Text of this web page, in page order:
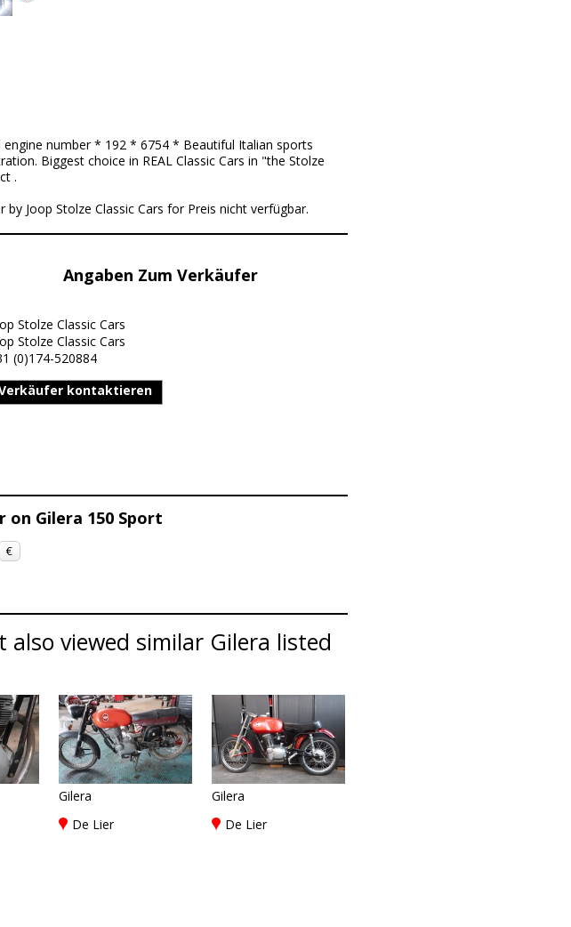
engine number * 192 * 6754 * Beautiful Italian sports
Biggest choice in REAL Classic Cars in "the Stolze
.
Joop Stolze Classic Cars for Preis nicht verfügbar.
Angaben Zum Verkäufer
Stolze Classic Cars
Stolze Classic Cars
(0)174-520884
kontaktieren
on Gilera 150 Sport
€
also viewed similar Gilera listed
Gilera
De Lier
Gilera
De Lier